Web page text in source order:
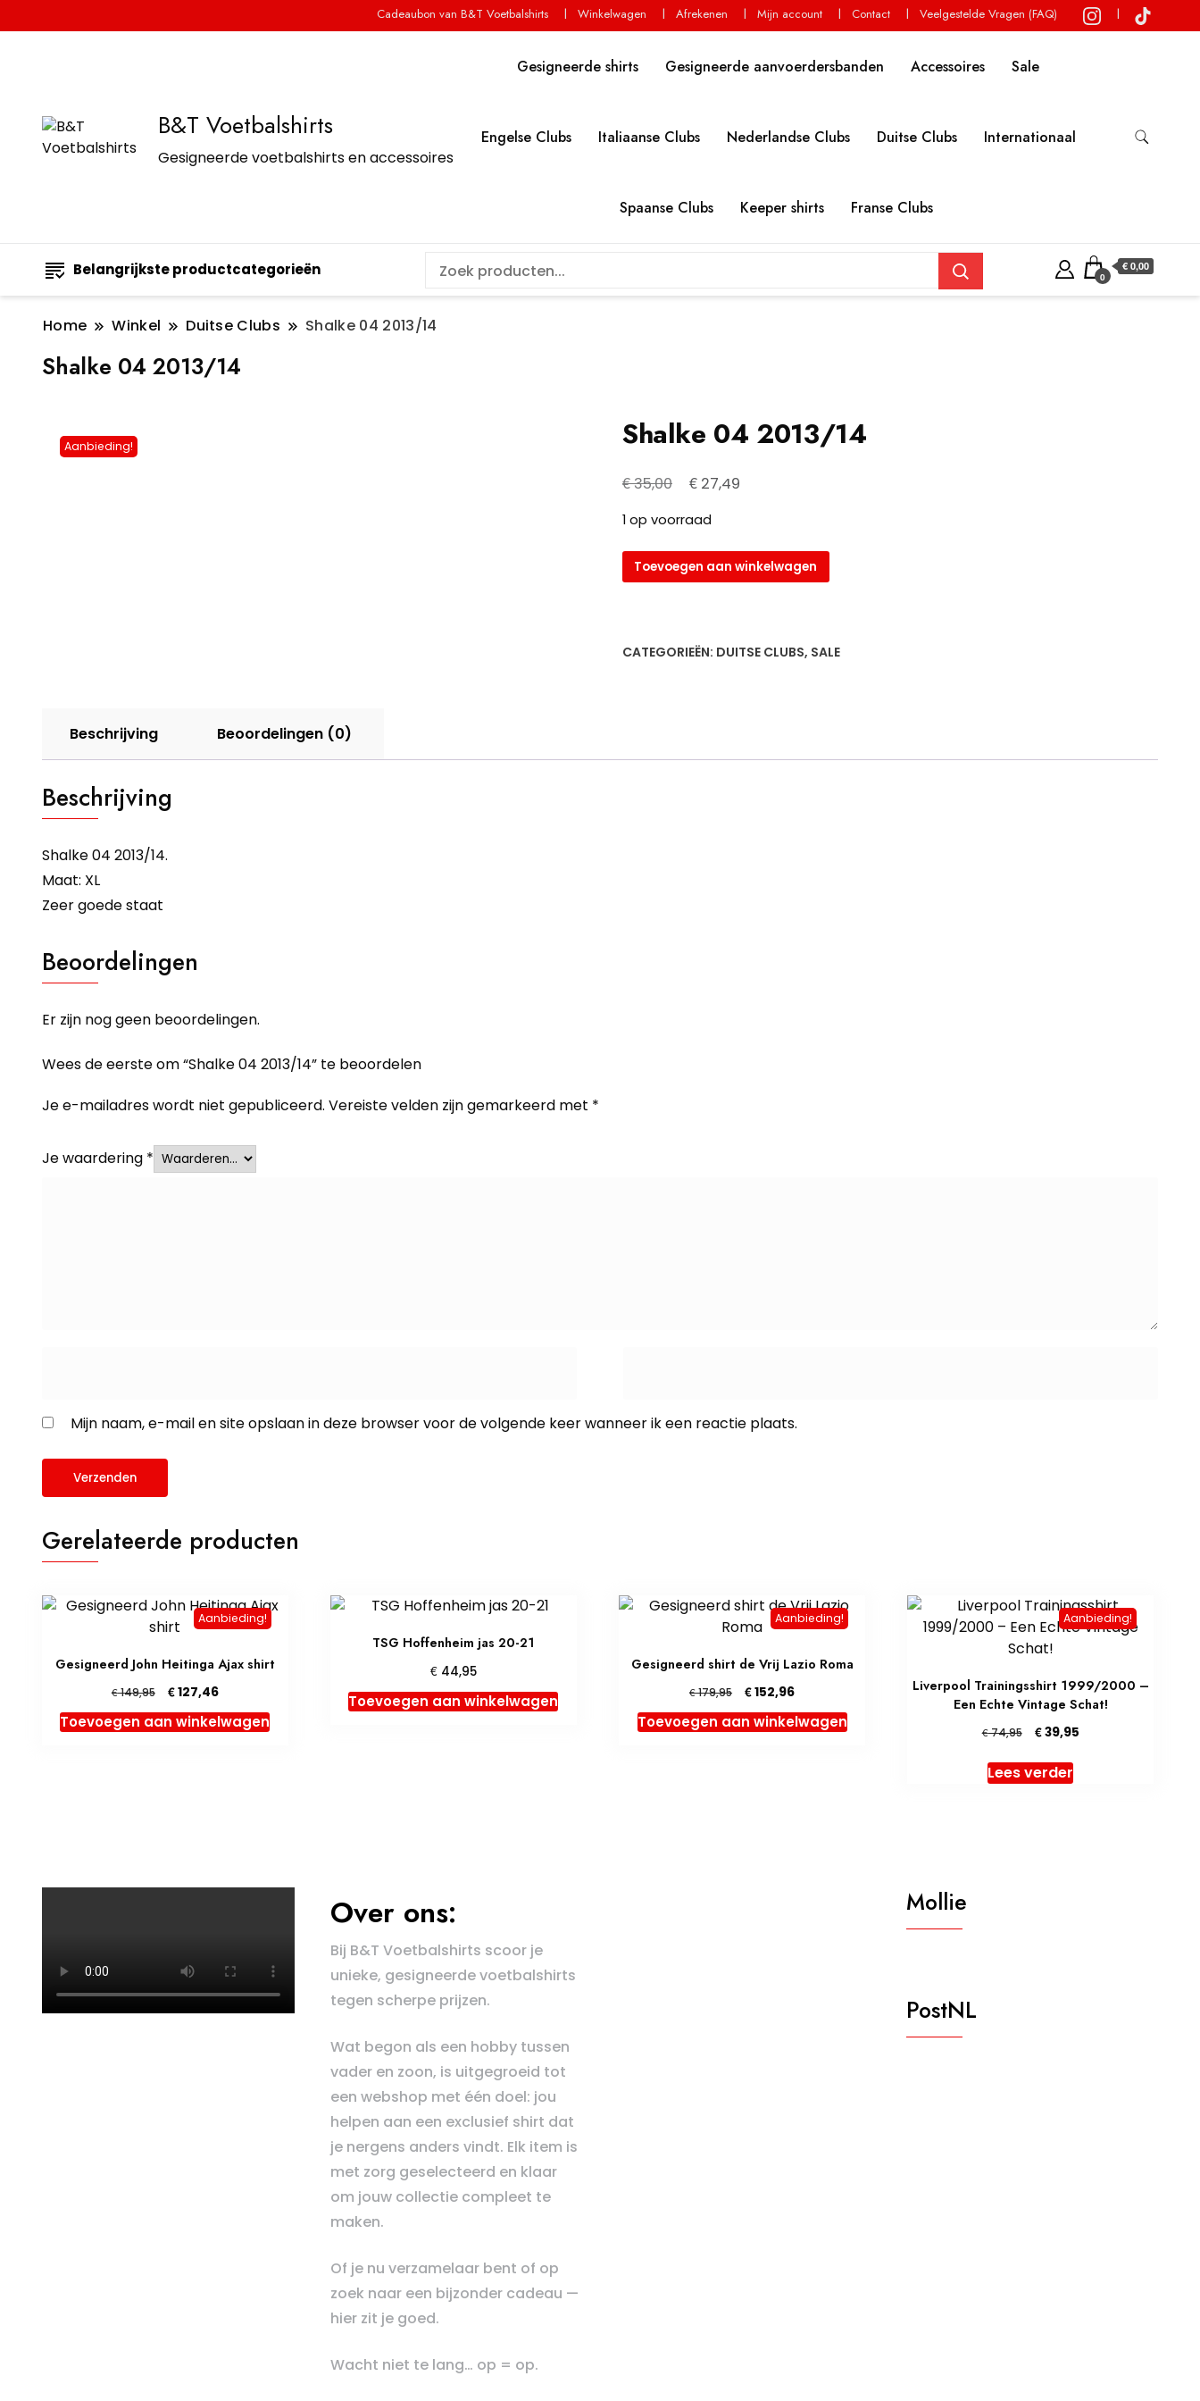
Cadeaubon van B&T Voetbalshirts Winkelwagen Afrekenen Mijn account Contact Veelgestelde Vragen (FAQ)
B&T Voetbalshirts
Gesigneerde voetbalshirts en accessoires
Gesigneerde shirts Gesigneerde aanvoerdersbanden Accessoires Sale
Engelse Clubs Italiaanse Clubs Nederlandse Clubs Duitse Clubs Internationaal
Spaanse Clubs Keeper shirts Franse Clubs
Belangrijkste productcategorieën 0
€ 0,00
Home Winkel Duitse Clubs Shalke 04 2013/14
Shalke 04 2013/14
Aanbieding! Shalke 04 2013/14
€35,00
Oorspronkelijke
was:
€ 35,00.
€ 27,49
€ 27,49.
1 op voorraad
Shalke
04
Toevoegen aan winkelwagen
CATEGORIEËN: DUITSE CLUBS, SALE
Beschrijving Beoordelingen (0)
Beschrijving
Shalke 04 2013/14.
Maat: XL
Zeer goede staat
Beoordelingen
Er zijn nog geen beoordelingen.
Wees de eerste om “Shalke 04 2013/14” te beoordelen
Je e-mailadres wordt niet gepubliceerd. Vereiste velden zijn gemarkeerd met *
Je waardering *
Mijn naam, e-mail en site opslaan in deze browser voor de volgende keer wanneer ik een reactie plaats.
Gerelateerde producten
Aanbieding!
Gesigneerd John Heitinga Ajax shirt
€149,95
Oorspronkelijke
prijs
was:
€127,46Huidige
prijs
is:
Toevoegen aan winkelwagen
TSG Hoffenheim jas 20-21
€44,95
Toevoegen aan winkelwagen
Aanbieding!
Gesigneerd shirt de Vrij Lazio Roma
€179,95
Oorspronkelijke
prijs
was:
€152,96Huidige
prijs
is:
Toevoegen aan winkelwagen
Aanbieding!
Liverpool Trainingsshirt 1999/2000 –
Een Echte Vintage Schat!
€74,95
Oorspronkelijke
was:
€ 74,95.
€39,95Huidige
Lees verder
Over ons:
Bij B&T Voetbalshirts scoor je
unieke, gesigneerde voetbalshirts
tegen scherpe prijzen.
Wat begon als een hobby tussen
vader en zoon, is uitgegroeid tot
een webshop met één doel: jou
helpen aan een exclusief shirt dat
je nergens anders vindt. Elk item is
met zorg geselecteerd en klaar
om jouw collectie compleet te
maken.
Of je nu verzamelaar bent of op
zoek naar een bijzonder cadeau —
hier zit je goed.
Wacht niet te lang… op = op.
Mollie
PostNL